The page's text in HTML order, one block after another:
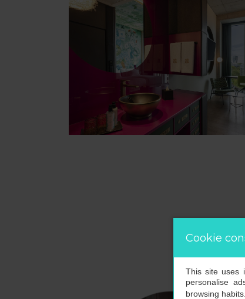
Cookie
This site uses
personalise
browsing